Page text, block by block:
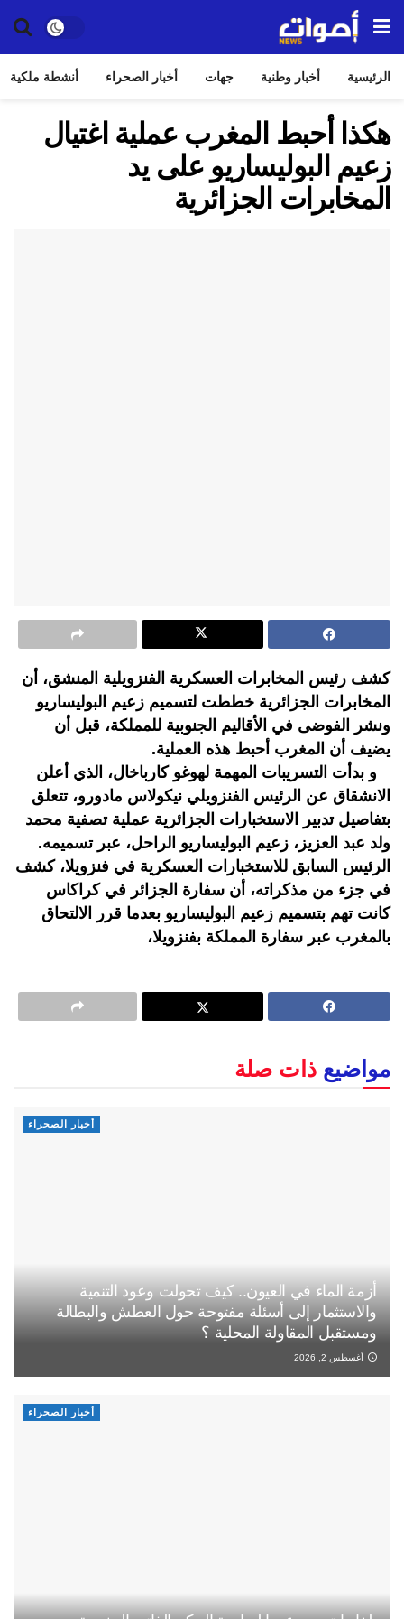
الرئيسية أخبار وطنية جهات أخبار الصحراء أنشطة ملكية
هكذا أحبط المغرب عملية اغتيال
زعيم البوليساريو على يد
المخابرات الجزائرية
كشف رئيس المخابرات العسكرية الفنزويلية المنشق، أن
المخابرات الجزائرية خططت لتسميم زعيم البوليساريو
ونشر الفوضى في الأقاليم الجنوبية للمملكة، قبل أن
يضيف أن المغرب أحبط هذه العملية.
و بدأت التسريبات المهمة لهوغو كارباخال، الذي أعلن
الانشقاق عن الرئيس الفنزويلي نيكولاس مادورو، تتعلق
بتفاصيل تدبير الاستخبارات الجزائرية عملية تصفية محمد
ولد عبد العزيز، زعيم البوليساريو الراحل، عبر تسميمه.
الرئيس السابق للاستخبارات العسكرية في فنزويلا، كشف
في جزء من مذكراته، أن سفارة الجزائر في كراكاس
كانت تهم بتسميم زعيم البوليساريو بعدما قرر الالتحاق
بالمغرب عبر سفارة المملكة بفنزويلا،
مواضيع ذات صلة
أخبار الصحراء
أزمة الماء في العيون.. كيف تحولت وعود التنمية
والاستثمار إلى أسئلة مفتوحة حول العطش والبطالة
ومستقبل المقاولة المحلية ؟
أغسطس 2, 2026
أخبار الصحراء